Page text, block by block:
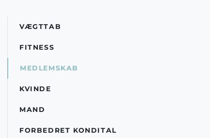
VÆGTTAB
FITNESS
MEDLEMSKAB
KVINDE
MAND
FORBEDRET KONDITAL